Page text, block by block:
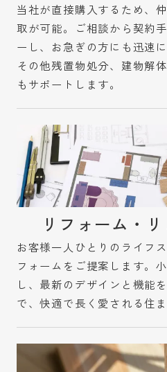
当社が直接購入するため、
取が可能。ご相談から契約
ーし、お急ぎの方にも迅速に
その他残置物処分、建物解
もサポートします。
リフォーム・
お客様一人ひとりのライフ
フォームをご提案します。
し、最新のデザインと機能
で、快適で長く愛される住